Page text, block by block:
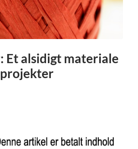
Et alsidigt materiale